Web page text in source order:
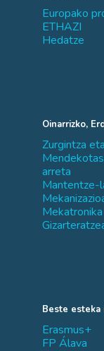
Europako
ETHAZI
Hedatze
Oinarrizko,
Zurgintza
arreta
Mantentze-
Beste esteka
Erasmus+
FP Álava